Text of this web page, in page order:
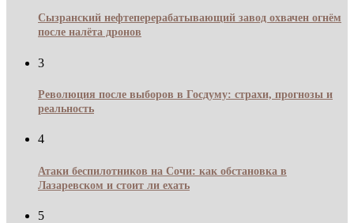
Сызранский нефтеперерабатывающий завод охвачен огнём
после налёта дронов
3
Революция после выборов в Госдуму: страхи, прогнозы и
реальность
4
Атаки беспилотников на Сочи: как обстановка в
Лазаревском и стоит ли ехать
5